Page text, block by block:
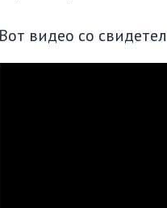
Вот видео со